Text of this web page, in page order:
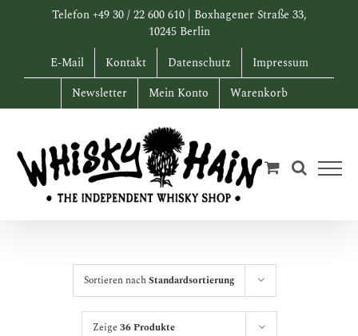
Telefon +49 30 / 22 600 610 | Boxhagener Straße 33,
10245 Berlin
E-Mail
Kontakt Datenschutz
Impressum
Newsletter
Mein Konto Warenkorb
Sortieren nachStandardsortierung
Zeige36 Produkte